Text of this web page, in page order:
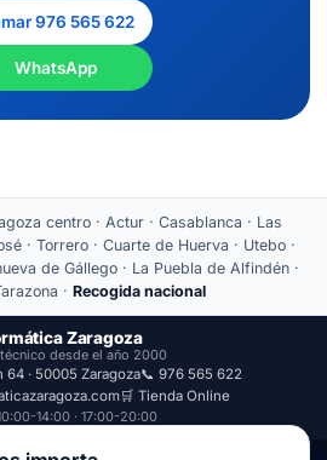
976 565 622
WhatsApp
centro · Actur · Casablanca · Las
· Torrero · Cuarte de Huerva · Utebo ·
de Gállego · La Puebla de Alfindén ·
· Recogida nacional
Zaragoza
desde el año 2000
64 · 50005 Zaragoza📞 976 565 622
🛒 Tienda Online
14:00 · 17:00-20:00